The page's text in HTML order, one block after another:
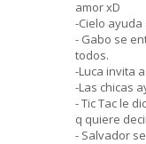
amor xD
-Cielo
- Gabo se
todos.
-Luca invita
-Las chicas
- Tic Tac le
q quiere
- Salvador